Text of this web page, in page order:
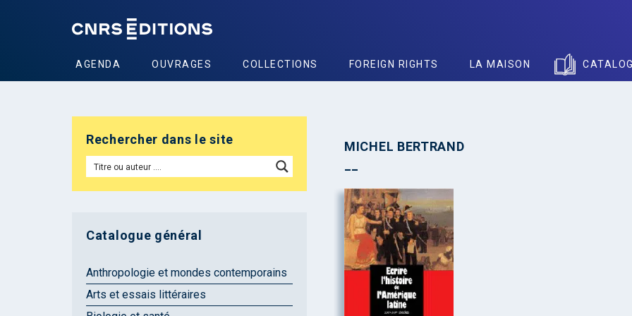
AGENDA OUVRAGES COLLECTIONS FOREIGN RIGHTS LA MAISON
MICHEL BERTRAND
Rechercher dans le site
Catalogue général
Anthropologie et mondes contemporains
Arts et essais littéraires